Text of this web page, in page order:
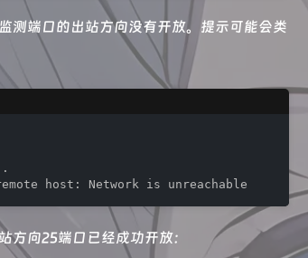
测端口的出站方向没有开放。提示可能会类
host: Network is unreachable
方向25端口已经成功开放：